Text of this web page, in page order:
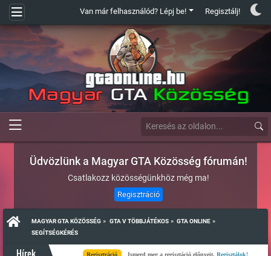
Van már felhasználód? Lépj be! Regisztálj!
Üdvözlünk a Magyar GTA Közösség fórumán!
Csatlakozz közösségünkhöz még ma!
Regisztráció
MAGYAR GTA KÖZÖSSÉG » GTA V TÖBBJÁTÉKOS » GTA ONLINE »
SEGÍTSÉGKÉRÉS
Regisztráció Ismerd meg a regisztáció előnyeit.Regisztálok!